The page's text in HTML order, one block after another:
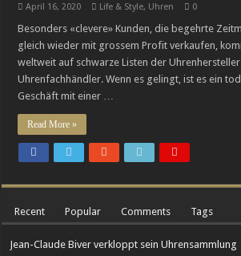
April 16, 2020 Life & Style, Uhren 0
Besonders «clevere» Kunden, die begehrte
gleich wieder mit grossem Profit verkaufen,
weltweit auf schwarze Listen der Uhrenhersteller
Uhrenfachhändler. Wenn es gelingt, ist es ein
Geschäft mit einer …
Read More »
Recent Popular Comments Tags
Jean-Claude Biver verkloppt sein Uhrensammlung